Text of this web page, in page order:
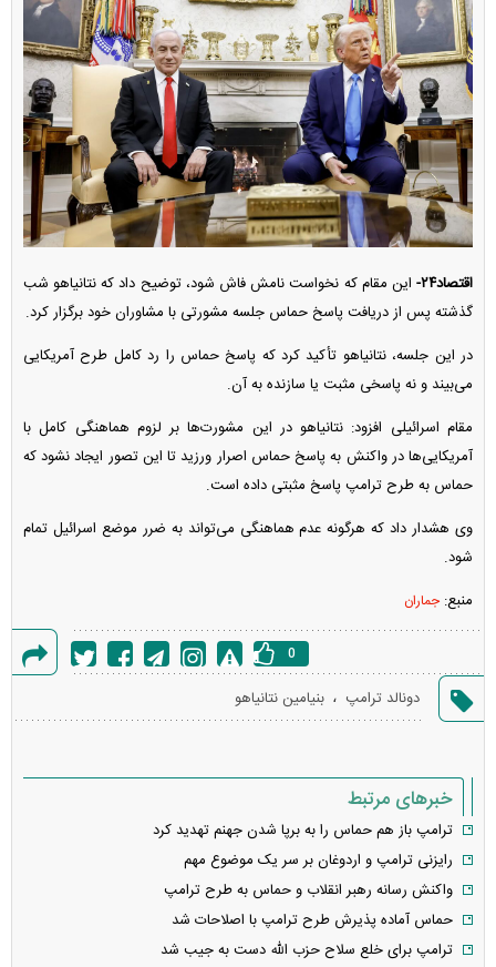
اقتصاد۲۴-
این مقام که نخواست نامش فاش شود، توضیح داد که نتانیاهو شب
گذشته پس از دریافت پاسخ حماس جلسه مشورتی با مشاوران خود برگزار کرد.
در این جلسه، نتانیاهو تأکید کرد که پاسخ حماس را رد کامل طرح آمریکایی
می‌بیند و نه پاسخی مثبت یا سازنده به آن.
مقام اسرائیلی افزود: نتانیاهو در این مشورت‌ها بر لزوم هماهنگی کامل با
آمریکایی‌ها در واکنش به پاسخ حماس اصرار ورزید تا این تصور ایجاد نشود که
حماس به طرح ترامپ پاسخ مثبتی داده است.
وی هشدار داد که هرگونه عدم هماهنگی می‌تواند به ضرر موضع اسرائیل تمام
شود.
منبع: جماران
خطا
0
دونالد ترامپ ، بنیامین نتانیاهو
خبرهای مرتبط
ترامپ باز هم حماس را به برپا شدن جهنم تهدید کرد
رایزنی ترامپ و اردوغان بر سر یک موضوع مهم
واکنش رسانه رهبر انقلاب و حماس به طرح ترامپ
حماس آماده پذیرش طرح ترامپ با اصلاحات شد
ترامپ برای خلع سلاح حزب الله دست به جیب شد